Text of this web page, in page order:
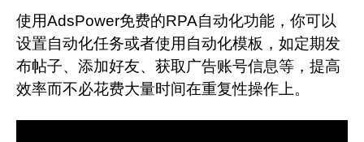
使用AdsPower免费的RPA自动化功能，你可以
设置自动化任务或者使用自动化模板，如定期发
布帖子、添加好友、获取广告账号信息等，提高
效率而不必花费大量时间在重复性操作上。